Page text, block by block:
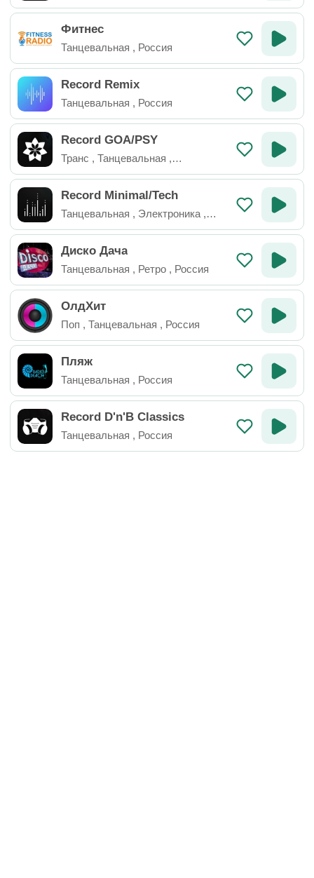
Фитнес
Танцевальная , Россия
Record Remix
Танцевальная , Россия
Record GOA/PSY
Транс , Танцевальная ,
Электроника,Россия
Record Minimal/Tech
Танцевальная , Электроника ,
Россия
Диско Дача
Танцевальная , Ретро , Россия
ОлдХит
Поп , Танцевальная , Россия
Пляж
Танцевальная , Россия
Record D'n'B Classics
Танцевальная , Россия